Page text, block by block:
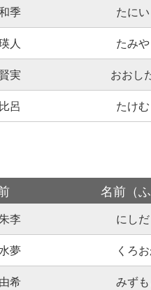
季 たに
人 たみ
実 おおし
呂 たけ
名前（
李 にし
夢 くろ
希 みず